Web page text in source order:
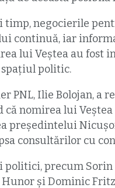
timp, negocierile
continuă, iar
lui Veștea au fost
politic.
PNL, Ilie Bolojan, a
că nomirea lui Veștea
președintelui
consultărilor cu
precum Sorin
Hunor și Dominic